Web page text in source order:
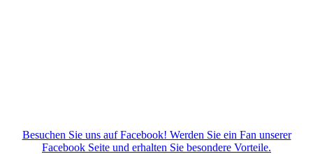
Besuchen Sie uns auf Facebook! Werden Sie ein Fan unserer
Facebook Seite und erhalten Sie besondere Vorteile.